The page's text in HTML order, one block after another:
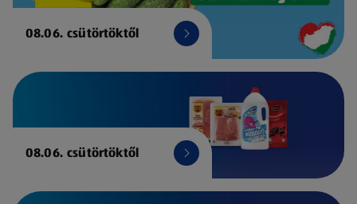
08.06. csütörtöktől
08.06. csütörtöktől